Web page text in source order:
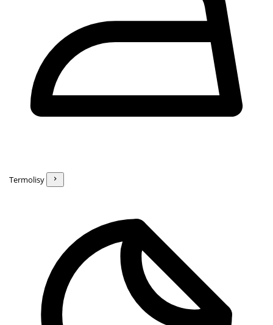
Termolisy